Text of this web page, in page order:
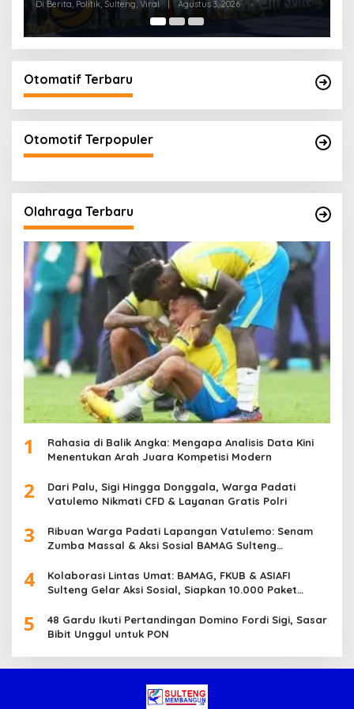
Di Berita, Politik, Sulteng | Mei 10, 2026
Otomatif Terbaru
Otomotif Terpopuler
Olahraga Terbaru
1
Rahasia di Balik Angka: Mengapa Analisis Data Kini
Menentukan Arah Juara Kompetisi Modern
2
Dari Palu, Sigi Hingga Donggala, Warga Padati
Vatulemo Nikmati CFD & Layanan Gratis Polri
3
Ribuan Warga Padati Lapangan Vatulemo: Senam
Zumba Massal & Aksi Sosial BAMAG Sulteng
4
Kolaborasi Lintas Umat: BAMAG, FKUB & ASIAFI
Sulteng Gelar Aksi Sosial, Siapkan 10.000 Paket
5
48 Gardu Ikuti Pertandingan Domino Fordi Sigi, Sasar
Bibit Unggul untuk PON